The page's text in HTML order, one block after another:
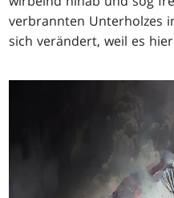
verbrannten Unterholzes
sich verändert, weil es